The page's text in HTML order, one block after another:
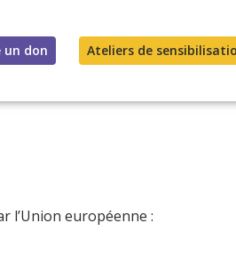
un don Ateliers de
l’Union européenne :